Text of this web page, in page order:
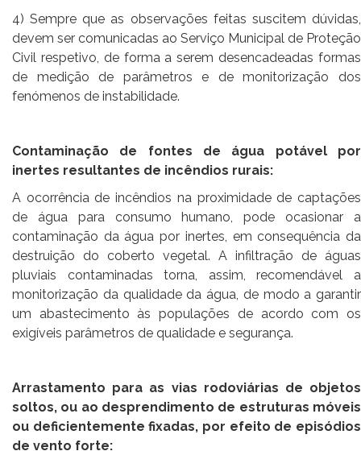
4) Sempre que as observações feitas suscitem dúvidas,
devem ser comunicadas ao Serviço Municipal de Proteção
Civil respetivo, de forma a serem desencadeadas formas
de medição de parâmetros e de monitorização dos
fenómenos de instabilidade.
Contaminação de fontes de água potável por
inertes resultantes de incêndios rurais:
A ocorrência de incêndios na proximidade de captações
de água para consumo humano, pode ocasionar a
contaminação da água por inertes, em consequência da
destruição do coberto vegetal. A infiltração de águas
pluviais contaminadas torna, assim, recomendável a
monitorização da qualidade da água, de modo a garantir
um abastecimento às populações de acordo com os
exigíveis parâmetros de qualidade e segurança.
Arrastamento para as vias rodoviárias de objetos
soltos, ou ao desprendimento de estruturas móveis
ou deficientemente fixadas, por efeito de episódios
de vento forte: